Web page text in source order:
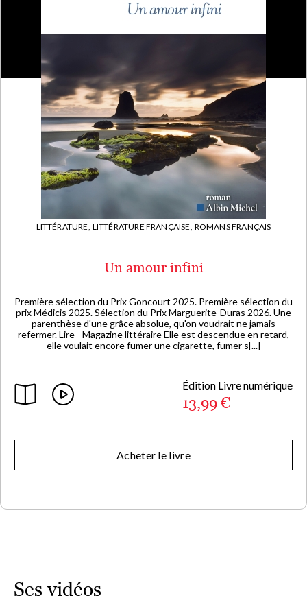
LITTÉRATURE, LITTÉRATURE FRANÇAISE, ROMANS FRANÇAIS
Un amour infini
Première sélection du Prix Goncourt 2025. Première sélection du
prix Médicis 2025. Sélection du Prix Marguerite-Duras 2026. Une
parenthèse d'une grâce absolue, qu'on voudrait ne jamais
refermer. Lire - Magazine littéraire Elle est descendue en retard,
elle voulait encore fumer une cigarette, fumer s[...]
Édition Livre numérique
13,99 €
Acheter le livre
Ses vidéos